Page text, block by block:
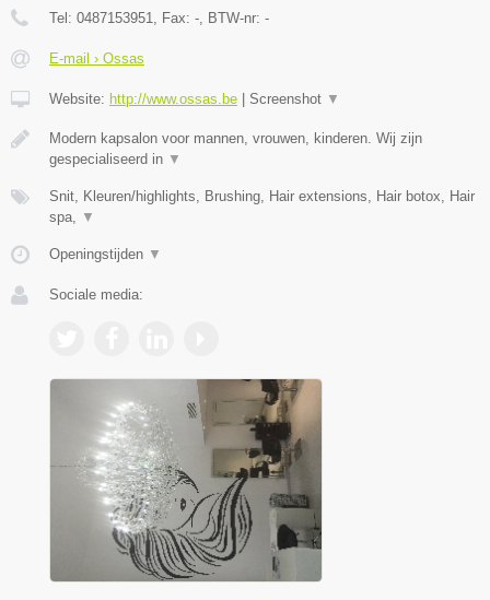
Tel: 0487153951 , Fax: - , BTW-nr: -
E-mail › Ossas
Website: http://www.ossas.be | Screenshot ▼
Modern kapsalon voor mannen, vrouwen, kinderen. Wij zijn
gespecialiseerd in ▼
Snit, Kleuren/highlights, Brushing, Hair extensions, Hair botox, Hair
spa,
▼
Openingstijden ▼
Sociale media: